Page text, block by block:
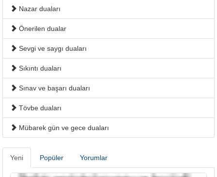
Nazar duaları
Önerilen dualar
Sevgi ve saygı duaları
Sıkıntı duaları
Sınav ve başarı duaları
Tövbe duaları
Mübarek gün ve gece duaları
Yeni Popüler Yorumlar